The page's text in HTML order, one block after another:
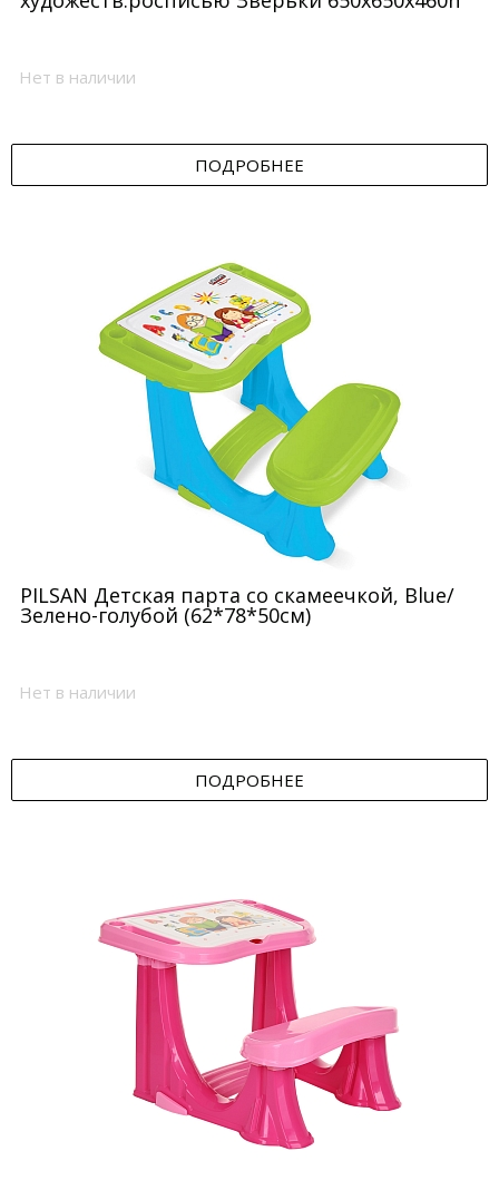
Оптовая цена
Нет в наличии
ПОДРОБНЕЕ
PILSAN Детская парта со скамеечкой, Blue/
Зелено-голубой (62*78*50см)
Нет в наличии
ПОДРОБНЕЕ